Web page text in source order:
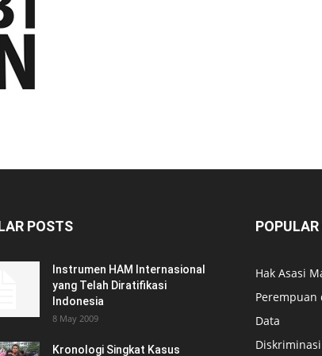
POSTS
Instrumen HAM Internasional
yang Telah Diratifikasi
Indonesia
8 May 2009
Kronologi Singkat Kasus
Hak Asasi
Perempuan
Data
Diskriminasi